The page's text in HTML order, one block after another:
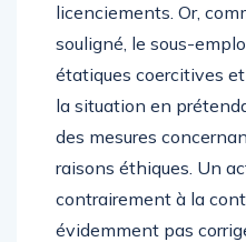
licenciements. Or,
souligné, le sous-
étatiques coercitives
la situation en
des mesures
raisons éthiques. Un
contrairement à la
évidemment pas